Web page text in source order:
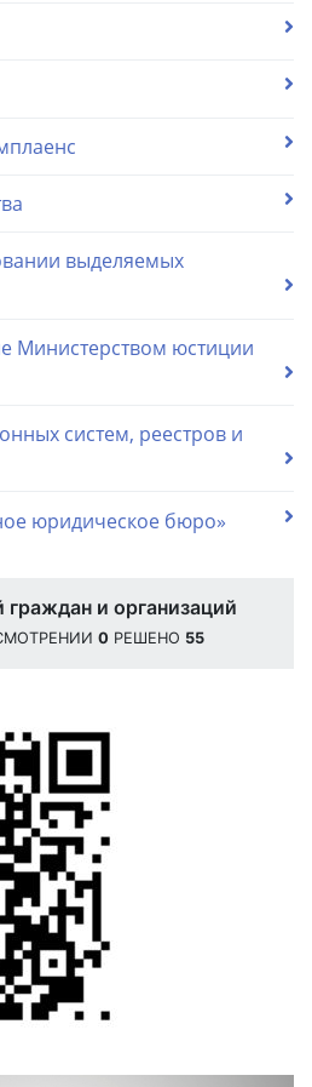
выделяемых
Министерством юстиции
систем, реестров и
юридическое бюро»
и организаций
0 РЕШЕНО 55